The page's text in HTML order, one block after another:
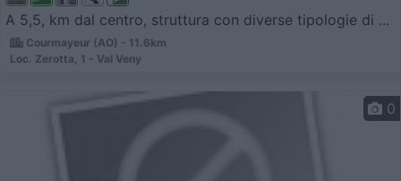
A 5,5, km dal centro, struttura con diverse tipologie di ...
Courmayeur (AO) - 11.6km
Loc. Zerotta, 1 - Val Veny
0